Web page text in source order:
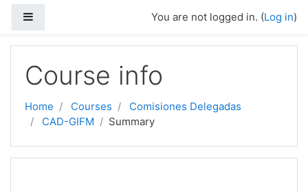
You are not logged in. (Log in)
Course info
Home Courses
Comisiones Delegadas
CAD-GIFM
Summary